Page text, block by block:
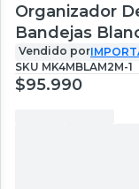
Organizador
Bandejas
Vendido por
SKU MK4MBLAM2M-1
$95.990